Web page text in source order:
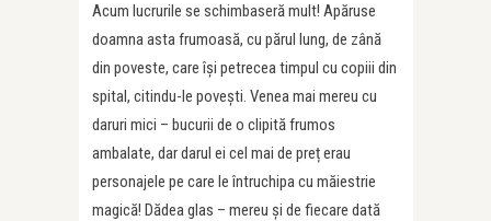
Acum lucrurile se schimbaseră mult! Apăruse
doamna asta frumoasă, cu părul lung, de zână
din poveste, care își petrecea timpul cu copiii din
spital, citindu-le povești. Venea mai mereu cu
daruri mici – bucurii de o clipită frumos
ambalate, dar darul ei cel mai de preț erau
personajele pe care le întruchipa cu măiestrie
magică! Dădea glas – mereu și de fiecare dată